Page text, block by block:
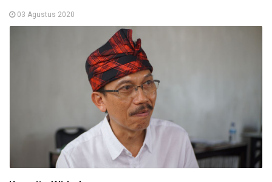
03 Agustus 2020